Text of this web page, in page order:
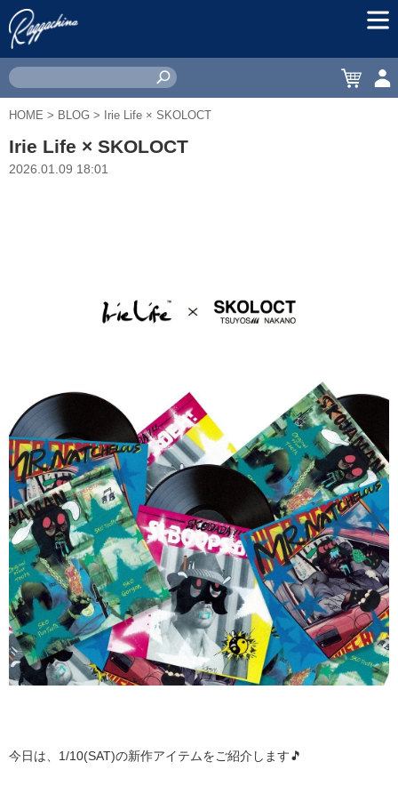
HOME > BLOG > Irie Life × SKOLOCT
Irie Life × SKOLOCT
2026.01.09 18:01
今日は、1/10(SAT)の新作アイテムをご紹介します🎵